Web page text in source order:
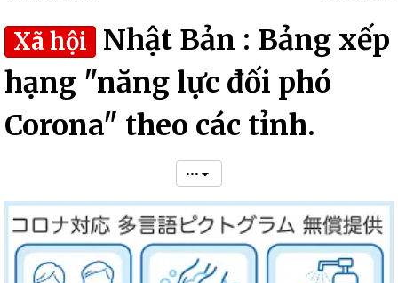
Xã hội
Nhật Bản : Bảng xếp
hạng "năng lực đối phó
Corona" theo các tỉnh.
•••